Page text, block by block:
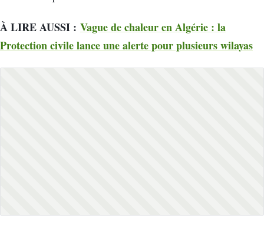
À LIRE AUSSI : Vague de chaleur en Algérie : la
Protection civile lance une alerte pour plusieurs wilayas